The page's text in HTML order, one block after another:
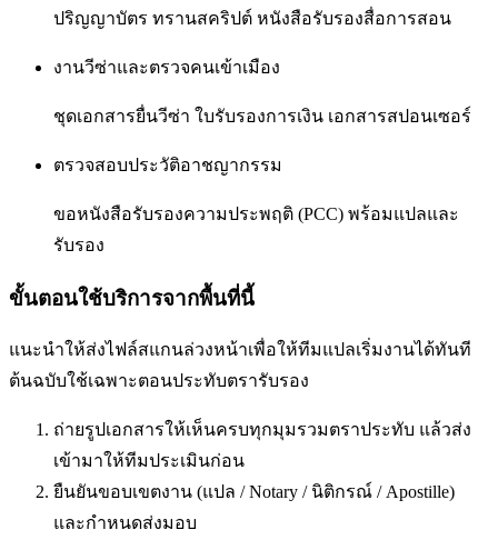
ปริญญาบัตร ทรานสคริปต์ หนังสือรับรองสื่อการสอน
งานวีซ่าและตรวจคนเข้าเมือง
ชุดเอกสารยื่นวีซ่า ใบรับรองการเงิน เอกสารสปอนเซอร์
ตรวจสอบประวัติอาชญากรรม
ขอหนังสือรับรองความประพฤติ (PCC) พร้อมแปลและ
รับรอง
ขั้นตอนใช้บริการจากพื้นที่นี้
แนะนำให้ส่งไฟล์สแกนล่วงหน้าเพื่อให้ทีมแปลเริ่มงานได้ทันที
ต้นฉบับใช้เฉพาะตอนประทับตรารับรอง
ถ่ายรูปเอกสารให้เห็นครบทุกมุมรวมตราประทับ แล้วส่ง
เข้ามาให้ทีมประเมินก่อน
ยืนยันขอบเขตงาน (แปล / Notary / นิติกรณ์ / Apostille)
และกำหนดส่งมอบ